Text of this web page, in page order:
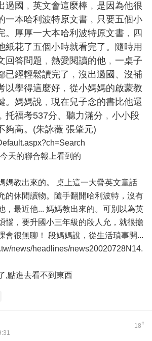
國﹐英文會這麼棒﹐是因為他很
一本哈利波特原文書﹐只要五個小
。厚厚一大本哈利波特原文書﹐四
紙花了五個小時就看完了。隨時用
回答問題﹐熱愛閱讀的他﹐一桌子
已經輕鬆讀完了﹐沒出過國、沒補
以學得這麼好﹐從小媽媽的啟蒙教
。媽媽說﹐現在兒子念的書比他還
托福考537分、聽力滿分﹐小小段
夠高。(朱詠薇 張肇元)
天的聯合報上看到的
媽教出來的。 桌上這一大疊英文童話
的休閒讀物。隨手翻開哈利波特，沒有
，最近他... 媽媽教出來的。可別以為英
惱，要升國小三年級的段人允，就很擔
會很無聊！ 段媽媽說，從生活瑣事開...
news/headlines/news20020728N14.
,點進去看不到東西
18#